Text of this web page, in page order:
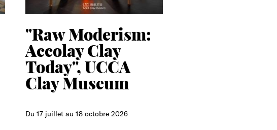
"Raw Moderism:
Accolay Clay
Today", UCCA
Clay Museum
Du 17 juillet au 18 octobre 2026